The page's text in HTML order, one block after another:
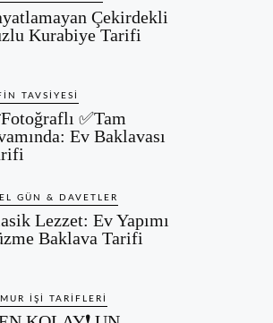
Çekirdekli
Kurabiye Tarifi
TAVSIYESI
✅Tam
Ev Baklavası
GÜN & DAVETLER
Lezzet: Ev Yapımı
Baklava Tarifi
İŞI TARIFLERI